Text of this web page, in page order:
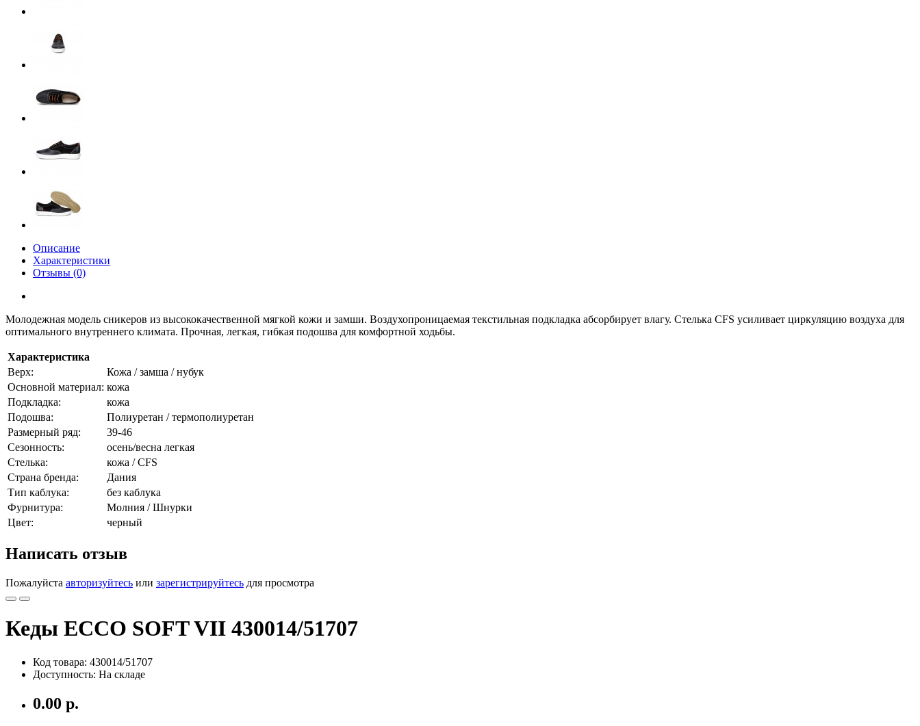
Описание
Характеристики
Отзывы (0)
Молодежная модель сникеров из высококачественной мягкой кожи и замши. Воздухопроницаемая текстильная подкладка абсорбирует влагу. Стелька CFS усиливает циркуляцию воздуха для
оптимального внутреннего климата. Прочная, легкая, гибкая подошва для комфортной ходьбы.
Характеристика
Верх:
Кожа / замша / нубук
Основной материал: кожа
Подкладка:
кожа
Подошва:
Полиуретан / термополиуретан
Размерный ряд:
39-46
Сезонность:
осень/весна легкая
Стелька:
кожа / CFS
Страна бренда:
Дания
Тип каблука:
без каблука
Фурнитура:
Молния / Шнурки
Цвет:
черный
Написать отзыв
Пожалуйста авторизуйтесь или зарегистрируйтесь для просмотра
Кеды ECCO SOFT VII 430014/51707
Код товара: 430014/51707
Доступность: На складе
0.00 р.